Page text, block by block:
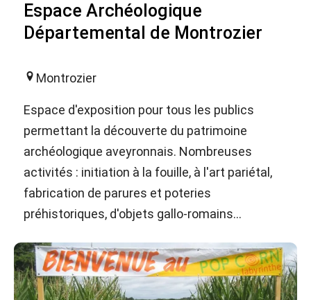
Espace Archéologique
Départemental de Montrozier
Montrozier
Espace d'exposition pour tous les publics
permettant la découverte du patrimoine
archéologique aveyronnais. Nombreuses
activités : initiation à la fouille, à l'art pariétal,
fabrication de parures et poteries
préhistoriques, d'objets gallo-romains…